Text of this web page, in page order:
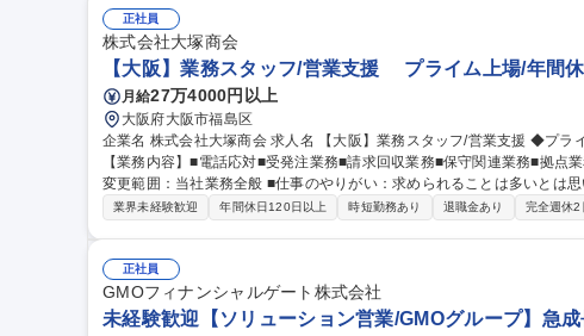
市への参加（海外出張あり）■版権元/製作委員会との交渉■商品化監修 募集職種 【海外アニメビジネス担当】アニ
メコンテンツ/英語必須/海外出張あり
正社員
株式会社大塚商会
【大阪】業務スタッフ/営業支援 プライム上場/年間
月給27万4000円以上
大阪府大阪市福島区
企業名 株式会社大塚商会 求人名 【大阪】業務スタッフ/営業支援 ◆プライム上場/年間休日127日◆ 仕事の内容
【業務内容】■電話応対■受発注業務■請求回収業務■保守関連業務■拠点
変更範囲：当社業務全般 ■仕事のやりがい：求められることは多いとは思いますが、難しいと思われた仕事をやり
遂げたときの達成感や対応した結果お客様や営業等から感謝の言葉をい
業界未経験歓迎 年間休日120日以上 時短勤務あり 退職金あり 完全週休2
正社員
GMOフィナンシャルゲート株式会社
未経験歓迎【ソリューション営業/GMOグループ】急